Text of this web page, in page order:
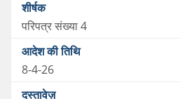
परिपत्र संख्या 4
8-4-26